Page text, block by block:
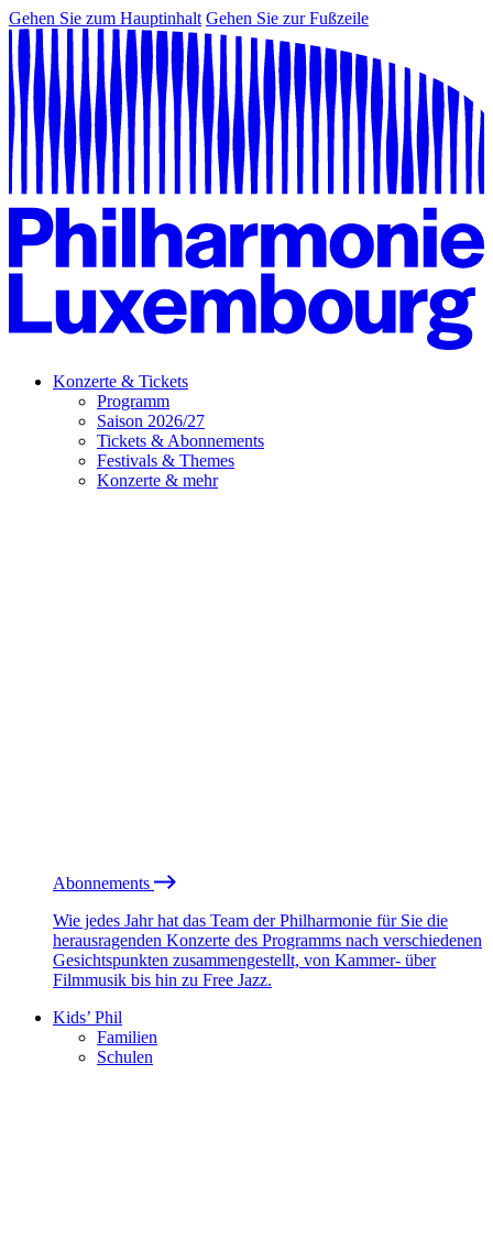
Gehen Sie zum Hauptinhalt Gehen Sie zur Fußzeile
Konzerte & Tickets
Programm
Saison 2026/27
Tickets & Abonnements
Festivals & Themes
Konzerte & mehr
Abonnements
Wie jedes Jahr hat das Team der Philharmonie für Sie die
herausragenden Konzerte des Programms nach verschiedenen
Gesichtspunkten zusammengestellt, von Kammer- über
Filmmusik bis hin zu Free Jazz.
Kids’ Phil
Familien
Schulen